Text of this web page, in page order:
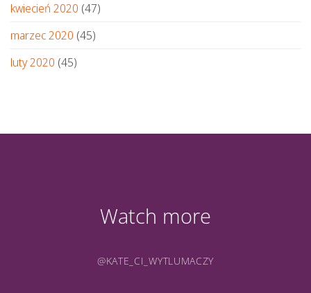
kwiecień 2020 (47)
marzec 2020 (45)
luty 2020 (45)
Watch more
@KATE_CI_WYTLUMACZY